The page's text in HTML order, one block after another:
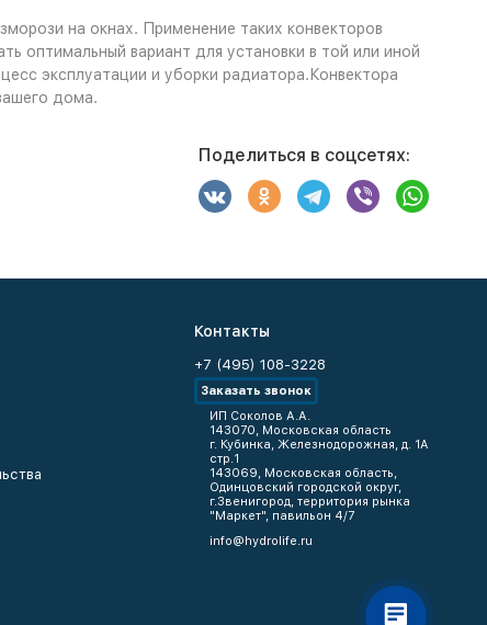
на окнах. Применение таких конвекторов
оптимальный вариант для установки в той или иной
эксплуатации и уборки радиатора.Конвектора
дома.
Поделиться в соцсетях:
Контакты
+7 (495) 108-3228
Заказать звонок
ИП Соколов А.А.
143070, Московская область
г. Кубинка, Железнодорожная, д. 1А
стр.1
143069, Московская область,
Одинцовский городской округ,
г.Звенигород, территория рынка
"Маркет", павильон 4/7
info@hydrolife.ru